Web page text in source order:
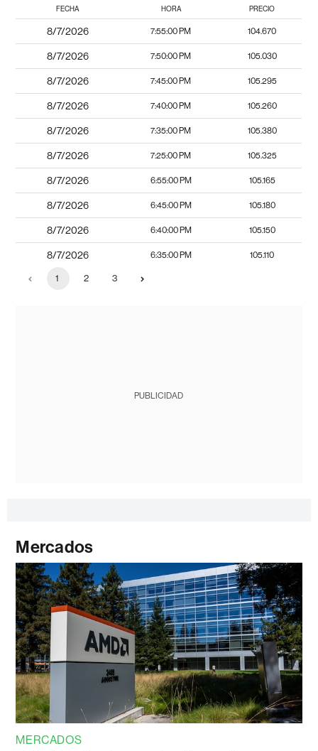
FECHA HORA PRECIO
8/7/2026 7:55:00 PM 104.670
8/7/2026 7:50:00 PM 105.030
8/7/2026 7:45:00 PM 105.295
8/7/2026 7:40:00 PM 105.260
8/7/2026 7:35:00 PM 105.380
8/7/2026 7:25:00 PM 105.325
8/7/2026 6:55:00 PM 105.165
8/7/2026 6:45:00 PM 105.180
8/7/2026 6:40:00 PM 105.150
8/7/2026 6:35:00 PM 105.110
1 2 3
PUBLICIDAD
Mercados
MERCADOS